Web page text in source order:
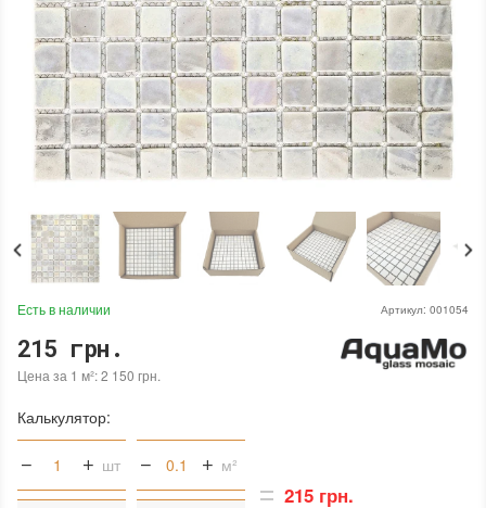
Артикул: 001054
Есть в наличии
215 грн.
Цена за 1 м²: 2 150 грн.
Калькулятор:
шт м²
215 грн.